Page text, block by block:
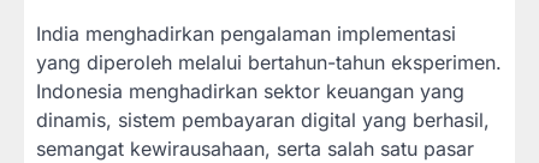
India menghadirkan pengalaman implementasi
yang diperoleh melalui bertahun-tahun eksperimen.
Indonesia menghadirkan sektor keuangan yang
dinamis, sistem pembayaran digital yang berhasil,
semangat kewirausahaan, serta salah satu pasar